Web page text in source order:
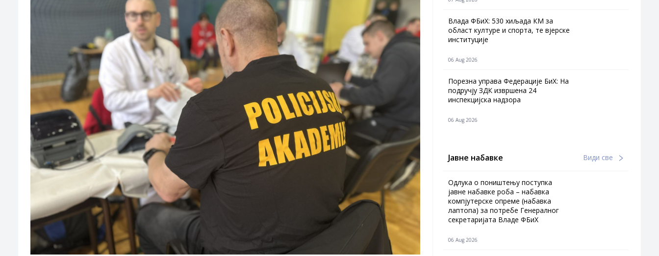
Влада ФБиХ: 530 хиљада КМ за
област културе и спорта, те вјерске
институције
06 Aug 2026
Порезна управа Федерације БиХ: На
подручју ЗДК извршена 24
инспекцијска надзора
06 Aug 2026
Јавне набавке Види све
Одлука о поништењу поступка
јавне набавке роба – набавка
компјутерске опреме (набавка
лаптопа) за потребе Генералног
секретаријата Владе ФБиХ
06 Aug 2026